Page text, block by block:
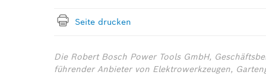
Seite drucken
Die Robert Bosch Power Tools GmbH,
führender Anbieter von Elektrowerkzeugen,